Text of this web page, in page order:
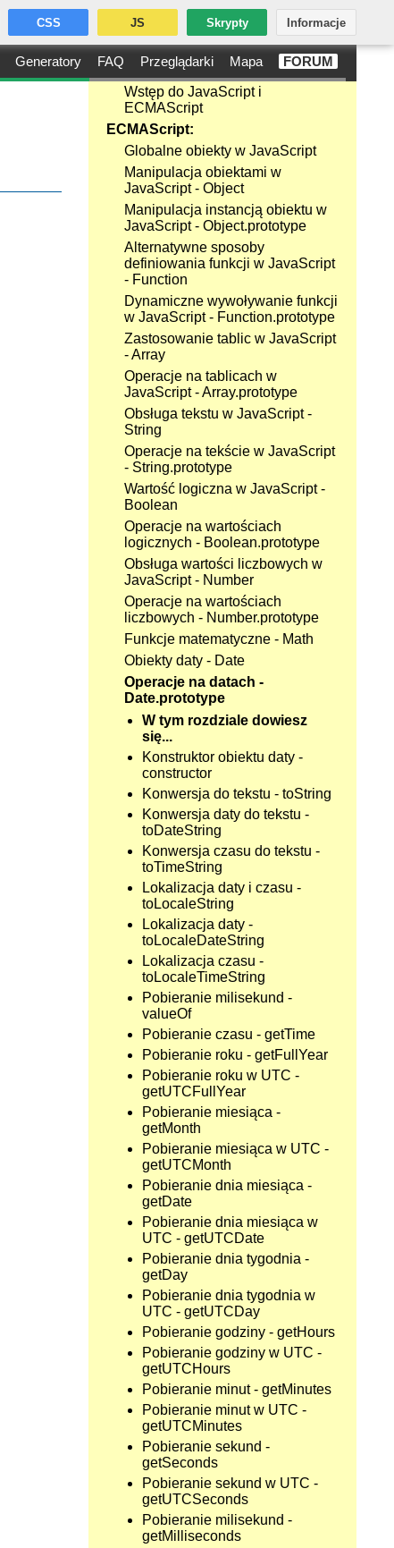
Generatory FAQ Przeglądarki Mapa FORUM
CSS JS
Wstęp do JavaScript i
ECMAScript
ECMAScript:
Globalne obiekty w JavaScript
Manipulacja obiektami w
JavaScript - Object
Manipulacja instancją obiektu w
JavaScript - Object.prototype
Alternatywne sposoby
definiowania funkcji w JavaScript
- Function
Dynamiczne wywoływanie funkcji
w JavaScript - Function.prototype
Zastosowanie tablic w JavaScript
- Array
Operacje na tablicach w
JavaScript - Array.prototype
Obsługa tekstu w JavaScript -
String
Operacje na tekście w JavaScript
- String.prototype
Wartość logiczna w JavaScript -
Boolean
Operacje na wartościach
logicznych - Boolean.prototype
Obsługa wartości liczbowych w
JavaScript - Number
Operacje na wartościach
liczbowych - Number.prototype
Funkcje matematyczne - Math
Obiekty daty - Date
Operacje na datach -
Date.prototype
W tym rozdziale dowiesz
się...
Konstruktor obiektu daty -
constructor
Konwersja do tekstu - toString
Konwersja daty do tekstu -
toDateString
Konwersja czasu do tekstu -
toTimeString
Lokalizacja daty i czasu -
toLocaleString
Lokalizacja daty -
toLocaleDateString
Lokalizacja czasu -
toLocaleTimeString
Pobieranie milisekund -
valueOf
Pobieranie czasu - getTime
Pobieranie roku - getFullYear
Pobieranie roku w UTC -
getUTCFullYear
Pobieranie miesiąca -
getMonth
Pobieranie miesiąca w UTC -
getUTCMonth
Pobieranie dnia miesiąca -
getDate
Pobieranie dnia miesiąca w
UTC - getUTCDate
Pobieranie dnia tygodnia -
getDay
Pobieranie dnia tygodnia w
UTC - getUTCDay
Pobieranie godziny - getHours
Pobieranie godziny w UTC -
getUTCHours
Pobieranie minut - getMinutes
Pobieranie minut w UTC -
getUTCMinutes
Pobieranie sekund -
getSeconds
Pobieranie sekund w UTC -
getUTCSeconds
Pobieranie milisekund -
getMilliseconds
Skrypty Informacje